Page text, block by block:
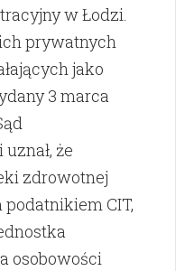
w Łodzi.
prywatnych
jako
3 marca
że
zdrowotnej
CIT,
osobowości